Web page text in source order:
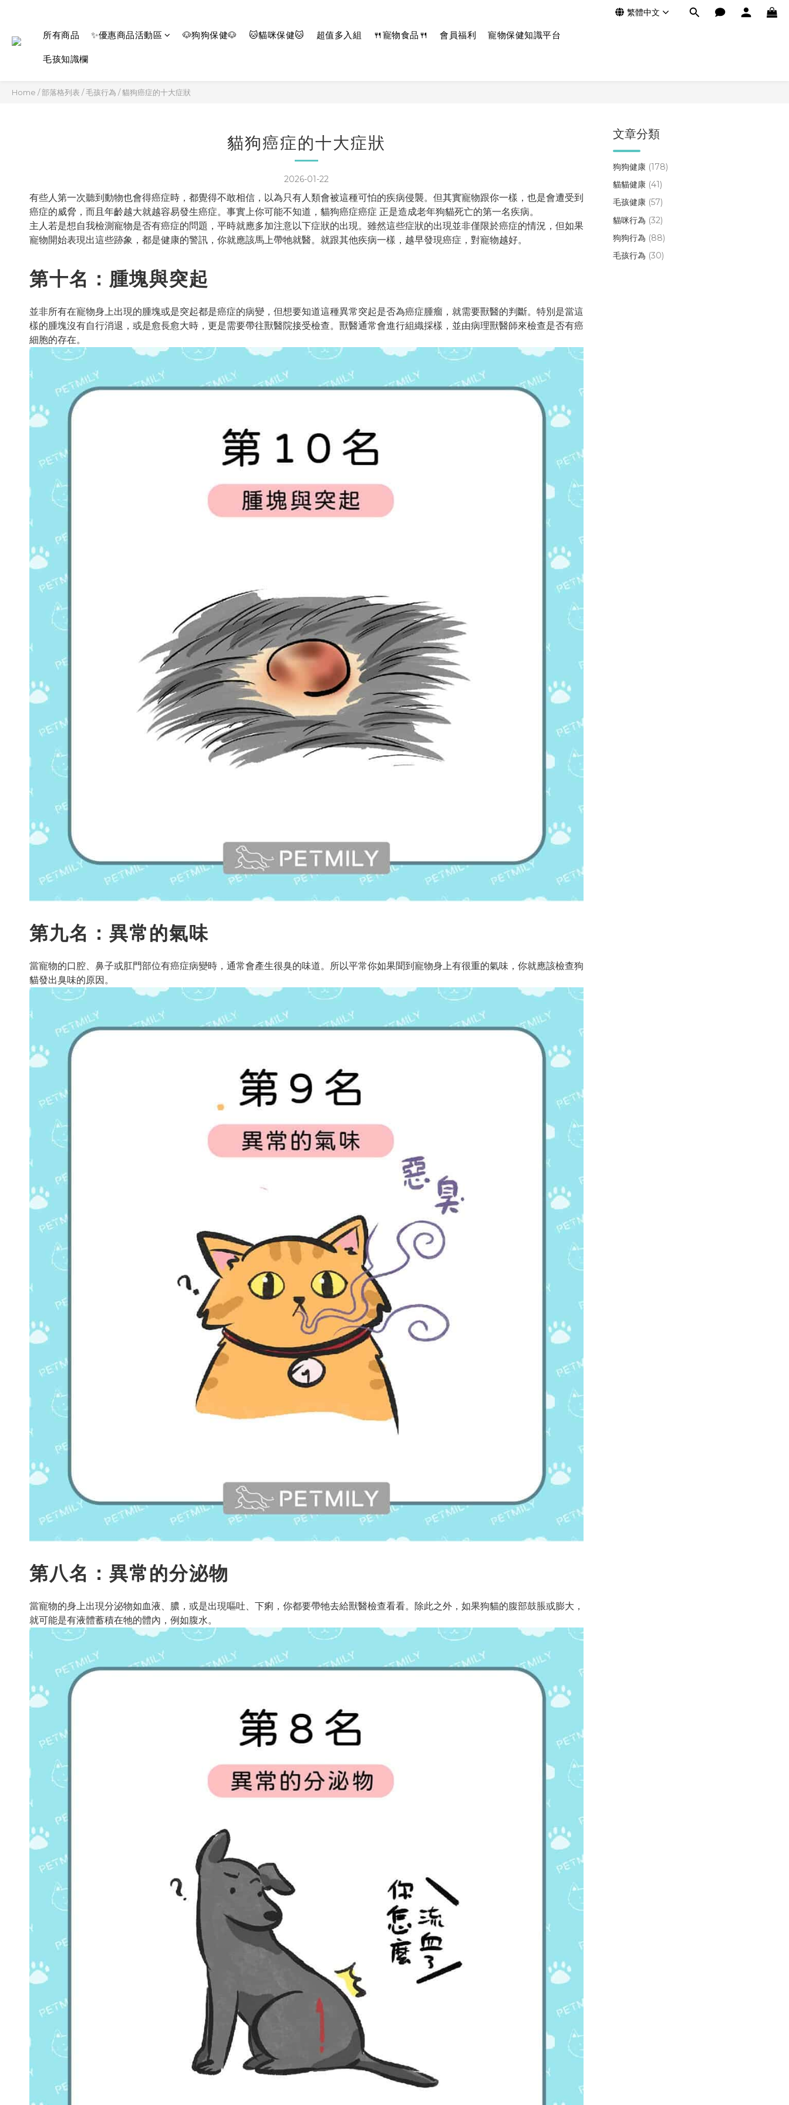
繁體中文
所有商品 ✨優惠商品活動區 🐶狗狗保健🐶 🐱貓咪保健🐱 超值多入組 🍴寵物食品🍴 會員福利 寵物保健知識平台
毛孩知識欄
Home /部落格列表 /毛孩行為 /貓狗癌症的十大症狀
貓狗癌症的十大症狀
2026-01-22
有些人第一次聽到動物也會得癌症時，都覺得不敢相信，以為只有人類會被這種可怕的疾病侵襲。但其實寵物跟你一樣，也是會遭受到
癌症的威脅，而且年齡越大就越容易發生癌症。事實上你可能不知道，貓狗癌症癌症 正是造成老年狗貓死亡的第一名疾病。
主人若是想自我檢測寵物是否有癌症的問題，平時就應多加注意以下症狀的出現。雖然這些症狀的出現並非僅限於癌症的情況，但如果
寵物開始表現出這些跡象，都是健康的警訊，你就應該馬上帶牠就醫。就跟其他疾病一樣，越早發現癌症，對寵物越好。
第十名：腫塊與突起
並非所有在寵物身上出現的腫塊或是突起都是癌症的病變，但想要知道這種異常突起是否為癌症腫瘤，就需要獸醫的判斷。特別是當這
樣的腫塊沒有自行消退，或是愈長愈大時，更是需要帶往獸醫院接受檢查。獸醫通常會進行組織採樣，並由病理獸醫師來檢查是否有癌
細胞的存在。
第九名：異常的氣味
當寵物的口腔、鼻子或肛門部位有癌症病變時，通常會產生很臭的味道。所以平常你如果聞到寵物身上有很重的氣味，你就應該檢查狗
貓發出臭味的原因。
第八名：異常的分泌物
當寵物的身上出現分泌物如血液、膿，或是出現嘔吐、下痢，你都要帶牠去給獸醫檢查看看。除此之外，如果狗貓的腹部鼓脹或膨大，
就可能是有液體蓄積在牠的體內，例如腹水。
文章分類
狗狗健康 (178)
貓貓健康 (41)
毛孩健康 (57)
貓咪行為 (32)
狗狗行為 (88)
毛孩行為 (30)